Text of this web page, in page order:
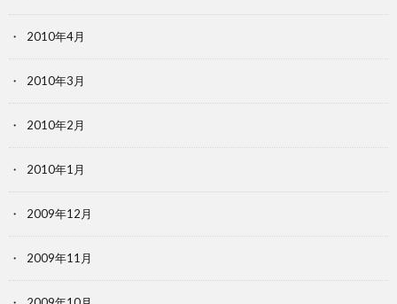
2010年4月
2010年3月
2010年2月
2010年1月
2009年12月
2009年11月